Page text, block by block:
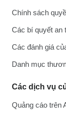
Chính sách
Các bí quyết an
Các đánh giá
Danh mục
Các dịch vụ
Quảng cáo trên